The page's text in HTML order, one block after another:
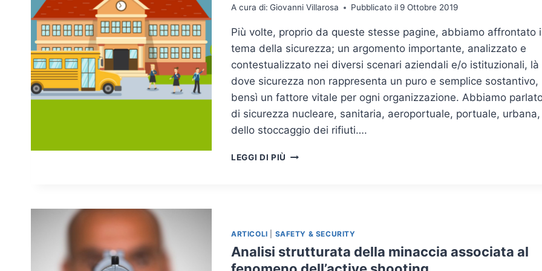
A cura di: Giovanni Villarosa Pubblicato il 9 Ottobre 2019
Più volte, proprio da queste stesse pagine, abbiamo affrontato
tema della sicurezza; un argomento importante, analizzato e
contestualizzato nei diversi scenari aziendali e/o istituzionali, là
dove sicurezza non rappresenta un puro e semplice sostantivo,
bensì un fattore vitale per ogni organizzazione. Abbiamo
di sicurezza nucleare, sanitaria, aeroportuale, portuale, urbana,
dello stoccaggio dei rifiuti….
LEGGI DI PIÙ SICUREZZA
DI
E
SECURITY
ARTICOLI SAFETY & SECURITY
Analisi strutturata della minaccia associata al